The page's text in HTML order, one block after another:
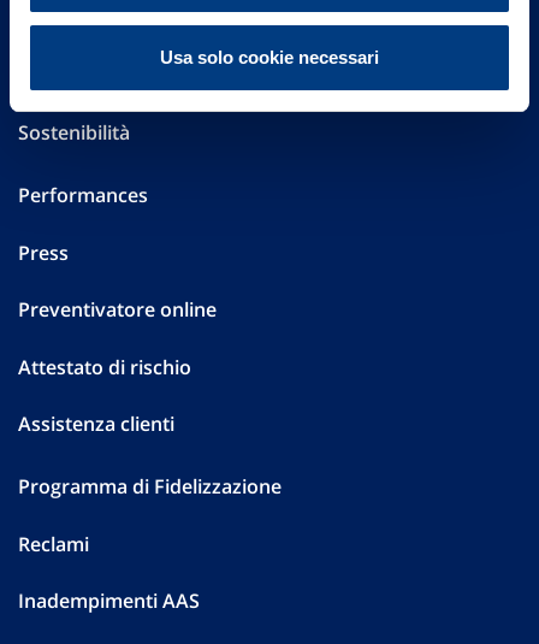
Usa solo cookie necessari
Investor Relations
Sostenibilità
Performances
Press
Preventivatore online
Attestato di rischio
Assistenza clienti
Programma di Fidelizzazione
Reclami
Inadempimenti AAS